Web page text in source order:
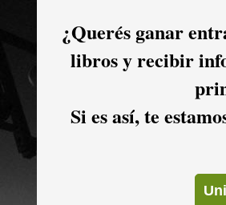
¿Querés ganar
libros y recibir
Si es así, te